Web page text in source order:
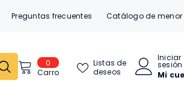
Preguntas frecuentes Catálogo de
00
item
Carro
Listas de
deseos
Iniciar
sesión
Mi